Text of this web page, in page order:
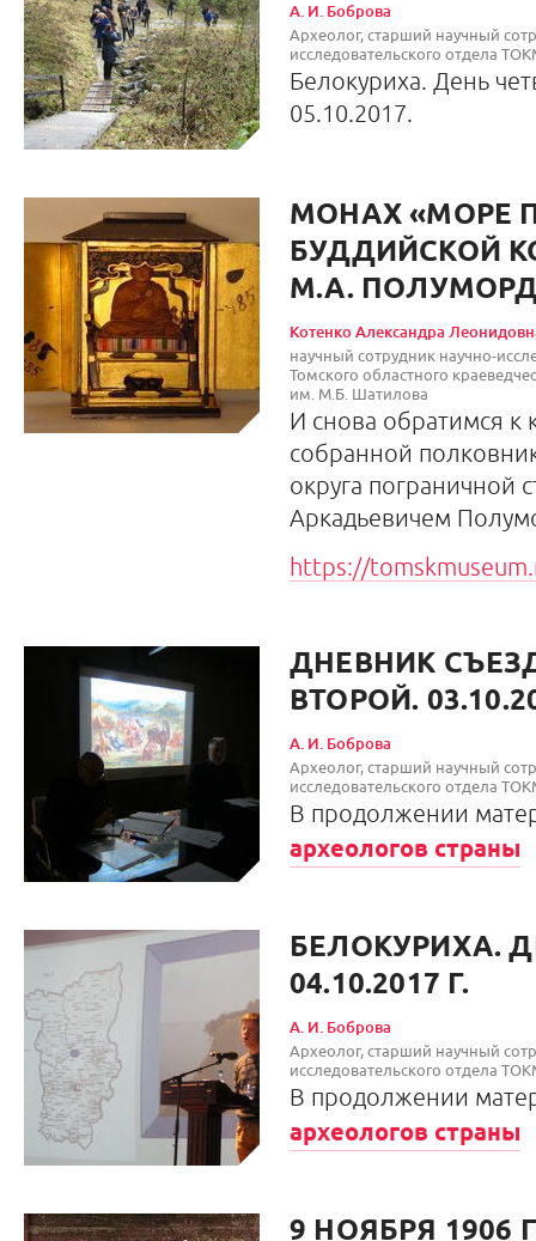
А. И. Боброва
Археолог, старший научный
исследовательского
Белокуриха. День
05.10.2017.
МОНАХ «МОРЕ
БУДДИЙСКОЙ
М.А.
Котенко Александра
научный сотрудник научно-
Томского областного
им. М.Б. Шатилова
И снова обратимся к
собранной
округа пограничной
Аркадьевичем
https://
ДНЕВНИК
ВТОРОЙ.
А. И. Боброва
Археолог, старший научный
исследовательского
В продолжении
археологов страны
БЕЛОКУРИХА.
04.10.2017 Г.
А. И. Боброва
Археолог, старший научный
исследовательского
В продолжении
археологов страны
9 НОЯБРЯ 1906